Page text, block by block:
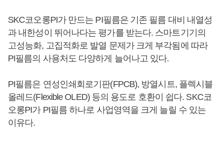
SKC코오롱PI가 만드는 PI필름은 기존 필름 대비 내열성
과 내한성이 뛰어나다는 평가를 받는다. 스마트기기의
고성능화, 고집적화로 발열 문제가 크게 부각됨에 따라
PI필름의 사용처도 다양하게 늘어나고 있다.
PI필름은 연성인쇄회로기판(FPCB), 방열시트, 플렉시블
올레드(Flexible OLED) 등의 용도로 호환이 쉽다. SKC코
오롱PI가 PI필름 하나로 사업영역을 크게 늘릴 수 있는
이유다.